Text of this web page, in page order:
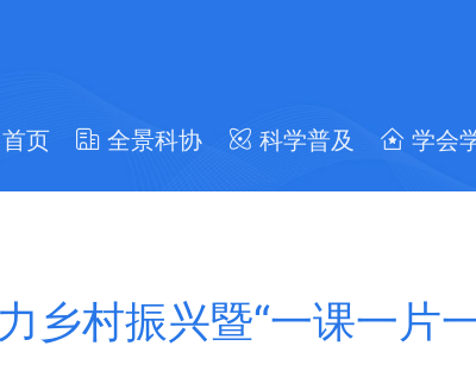
首页 全景科协 科学普及 学会
乡村振兴暨“一课一片